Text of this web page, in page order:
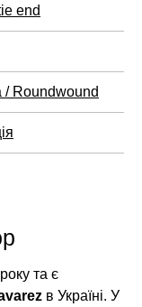
end
/ Roundwound
та є
в Україні. У